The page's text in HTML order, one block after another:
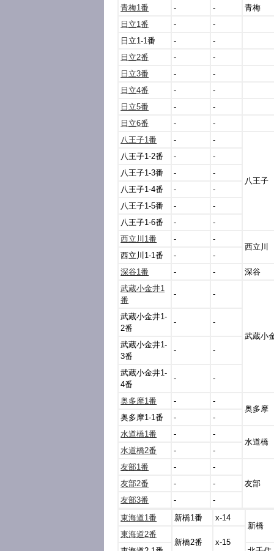
青梅1番 - -
青梅
日立1番
-
-
日立1-1番
-
-
日立2番
-
-
日立3番
-
-
日立4番
-
-
日立5番
-
-
日立6番
-
-
八王子1番
- -
八王子
八王子1-2番 -
-
八王子1-3番
-
-
八王子1-4番
-
-
八王子1-5番
-
-
八王子1-6番
-
-
西立川1番
-
-
西立川
西立川1-1番
-
-
深谷1番
- -
深谷
武蔵小金井1
番
- -
武蔵小
武蔵小金井1-
2番
- -
武蔵小金井1-
3番
- -
武蔵小金井1-
4番
- -
奥多摩1番 -
-
奥多摩
奥多摩1-1番
-
-
水道橋1番
-
-
水道橋
水道橋2番
-
-
友部1番
-
-
友部
友部2番 -
-
友部3番
-
-
東海道1番
新橋1番
x-14
新橋
東海道2番
新橋2番
x-15